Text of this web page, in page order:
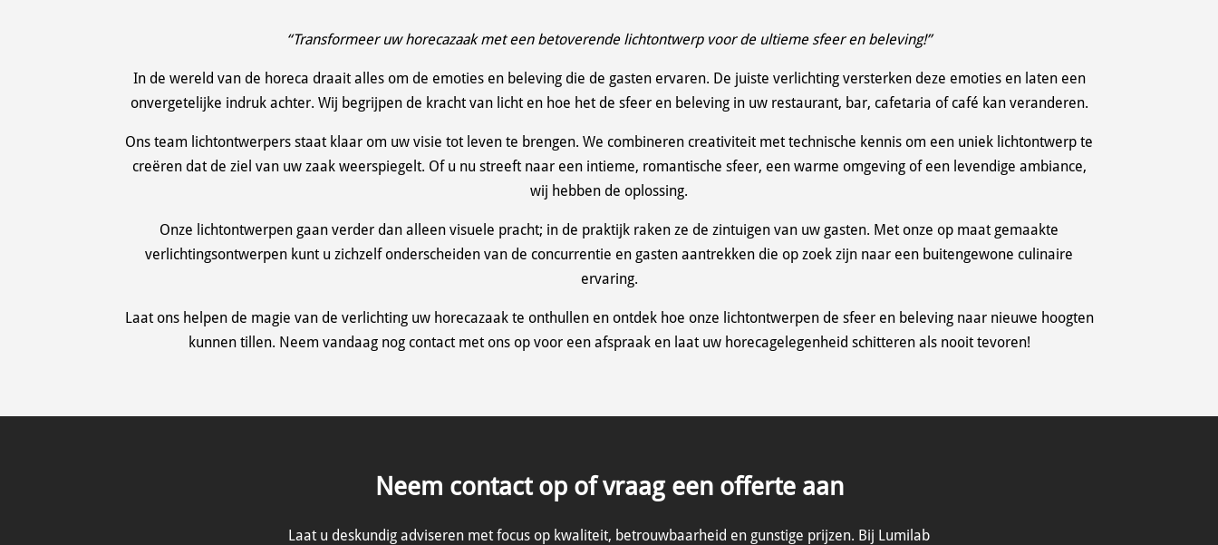
“Transformeer uw horecazaak met een betoverende lichtontwerp voor de ultieme sfeer en beleving!”
In de wereld van de horeca draait alles om de emoties en beleving die de gasten ervaren. De juiste verlichting versterken deze emoties en laten een
onvergetelijke indruk achter. Wij begrijpen de kracht van licht en hoe het de sfeer en beleving in uw restaurant, bar, cafetaria of café kan veranderen.
Ons team lichtontwerpers staat klaar om uw visie tot leven te brengen. We combineren creativiteit met technische kennis om een uniek lichtontwerp te
creëren dat de ziel van uw zaak weerspiegelt. Of u nu streeft naar een intieme, romantische sfeer, een warme omgeving of een levendige ambiance,
wij hebben de oplossing.
Onze lichtontwerpen gaan verder dan alleen visuele pracht; in de praktijk raken ze de zintuigen van uw gasten. Met onze op maat gemaakte
verlichtingsontwerpen kunt u zichzelf onderscheiden van de concurrentie en gasten aantrekken die op zoek zijn naar een buitengewone culinaire
ervaring.
Laat ons helpen de magie van de verlichting uw horecazaak te onthullen en ontdek hoe onze lichtontwerpen de sfeer en beleving naar nieuwe hoogten
kunnen tillen. Neem vandaag nog contact met ons op voor een afspraak en laat uw horecagelegenheid schitteren als nooit tevoren!
Neem contact op of vraag een offerte aan
Laat u deskundig adviseren met focus op kwaliteit, betrouwbaarheid en gunstige prijzen. Bij Lumilab